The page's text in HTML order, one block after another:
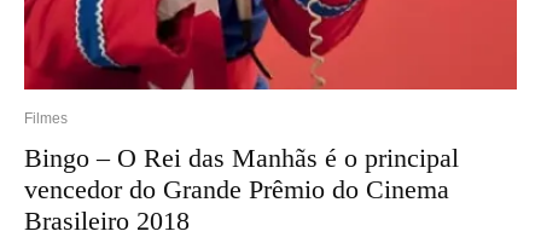
Filmes
Bingo – O Rei das Manhãs é o principal
vencedor do Grande Prêmio do Cinema
Brasileiro 2018